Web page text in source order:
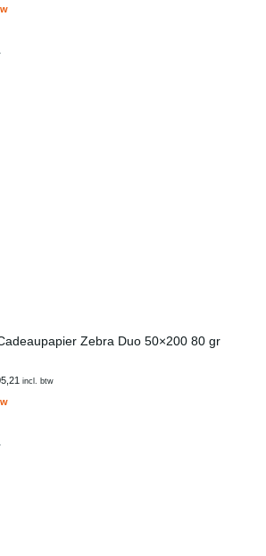
Zebra Duo 50×200 80 gr
incl. btw